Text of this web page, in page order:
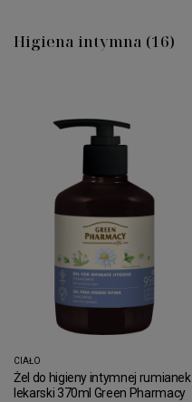
Higiena intymna (16)
CIAŁO
Żel do higieny intymnej rumianek
lekarski 370ml Green Pharmacy